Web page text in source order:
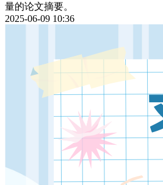
量的论文摘要。
2025-06-09 10:36